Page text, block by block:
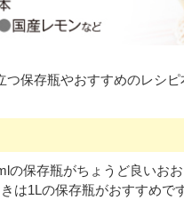
保存瓶やおすすめのレシピ
の保存瓶がちょうど良いおお
は1Lの保存瓶がおすすめです